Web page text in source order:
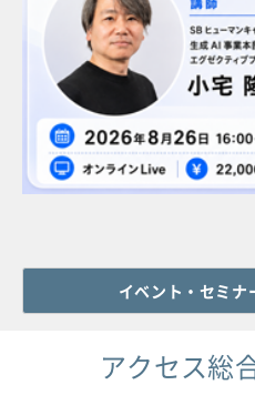
イベント・セミ
アクセス総